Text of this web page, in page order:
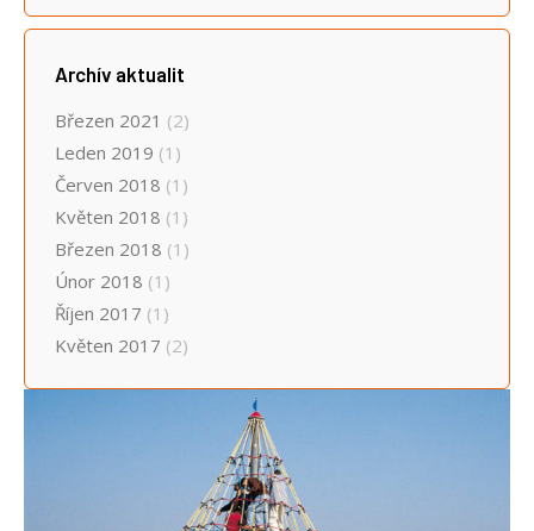
Archív aktualit
Březen 2021 (2)
Leden 2019 (1)
Červen 2018 (1)
Květen 2018 (1)
Březen 2018 (1)
Únor 2018 (1)
Říjen 2017 (1)
Květen 2017 (2)